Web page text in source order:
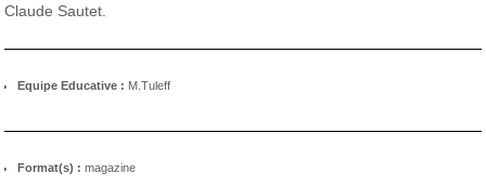
Claude Sautet.
Equipe Educative : M.Tuleff
Format(s) : magazine